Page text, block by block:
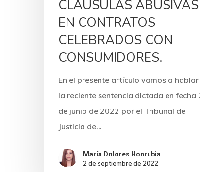
CLÁUSULAS ABUSIVAS
EN CONTRATOS
CELEBRADOS CON
CONSUMIDORES.
En el presente artículo vamos a
la reciente sentencia dictada en fecha
de junio de 2022 por el Tribunal de
Justicia de…
María Dolores Honrubia
2 de septiembre de 2022